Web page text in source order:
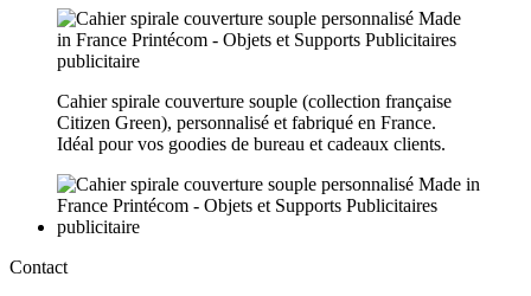
Cahier spirale couverture souple (collection française
Citizen Green), personnalisé et fabriqué en France.
Idéal pour vos goodies de bureau et cadeaux clients.
Contact